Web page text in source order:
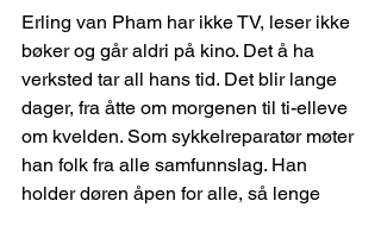
Erling van Pham har ikke TV, leser ikke
bøker og går aldri på kino. Det å ha
verksted tar all hans tid. Det blir lange
dager, fra åtte om morgenen til ti-elleve
om kvelden. Som sykkelreparatør møter
han folk fra alle samfunnslag. Han
holder døren åpen for alle, så lenge